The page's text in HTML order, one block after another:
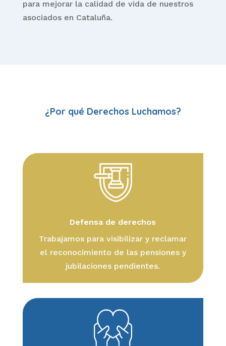
para mejorar la calidad de vida de nuestros
asociados en Cataluña.
¿Por qué Derechos Luchamos?
Defensa de derechos
Trabajamos para visibilizar y reclamar
el reconocimiento de las pensiones y
jubilaciones pendientes.